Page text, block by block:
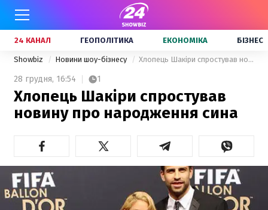
24 КАНАЛ ГЕОПОЛІТИКА ЕКОНОМІКА БІЗНЕС
Showbiz Новини шоу-бізнесу Хлопець Шакіри спростував новину про народження сина
28 грудня, 16:54 1
Хлопець Шакіри спростував
новину про народження сина